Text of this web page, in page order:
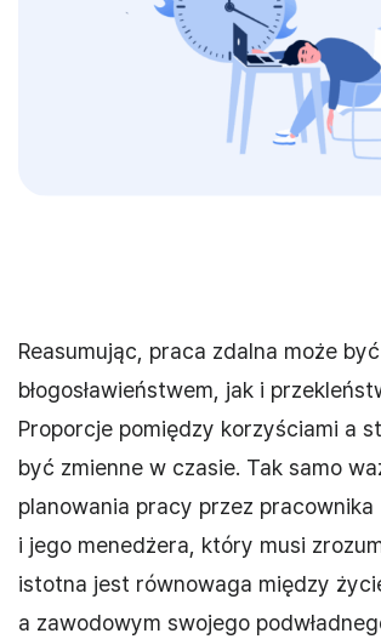
Reasumując, praca zdalna może
błogosławieństwem, jak i
Proporcje pomiędzy korzyściami a
być zmienne w czasie. Tak samo
planowania pracy przez
i jego menedżera, który musi
istotna jest równowaga między
a zawodowym swojego